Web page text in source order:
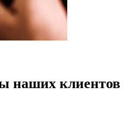
наших клиентов